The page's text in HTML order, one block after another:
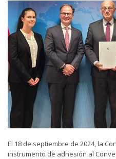
El 18 de septiembre de 2024, la
instrumento de adhesión al